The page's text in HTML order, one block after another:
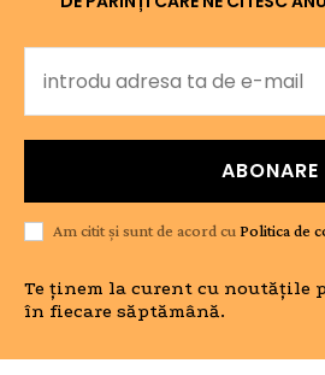
ABONARE
Am citit și sunt de acord cu Politica de
Te ținem la curent cu noutățile
în fiecare săptămână.